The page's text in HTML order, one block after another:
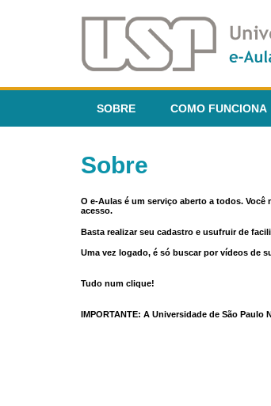
SOBRE COMO FUNCIONA
Sobre
O e-Aulas é um serviço aberto a todos.
acesso.
Basta realizar seu cadastro e usufruir de
Uma vez logado, é só buscar por vídeos de
Tudo num clique!
IMPORTANTE: A Universidade de São